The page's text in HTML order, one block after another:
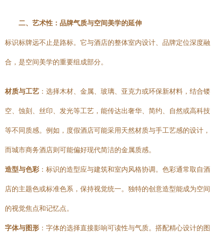
二、艺术性：品牌气质与空间美学的延伸
标识标牌远不止是路标。它与酒店的整体室内设计、品牌定位深度融
合，是空间美学的重要组成部分。
材质与工艺 ：选择木材、金属、玻璃、亚克力或环保新材料，结合镂
空、蚀刻、丝印、发光等工艺，能传达出奢华、简约、自然或高科技
等不同质感。例如，度假酒店可能采用天然材质与手工艺感的设计，
而城市商务酒店则可能偏好现代简洁的金属质感。
造型与色彩 ：标识的造型应与建筑和室内风格协调。色彩通常取自酒
店的主题色或标准色系，保持视觉统一。独特的创意造型能成为空间
的视觉焦点和记忆点。
字体与图形 ：字体的选择直接影响可读性与气质。搭配精心设计的图